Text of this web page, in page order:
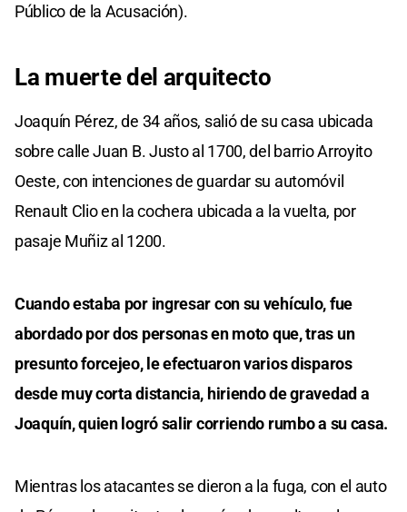
Público de la Acusación).
La muerte del arquitecto
Joaquín Pérez, de 34 años, salió de su casa ubicada
sobre calle Juan B. Justo al 1700, del barrio Arroyito
Oeste, con intenciones de guardar su automóvil
Renault Clio en la cochera ubicada a la vuelta, por
pasaje Muñiz al 1200.
Cuando estaba por ingresar con su vehículo, fue
abordado por dos personas en moto que, tras un
presunto forcejeo, le efectuaron varios disparos
desde muy corta distancia, hiriendo de gravedad a
Joaquín, quien logró salir corriendo rumbo a su casa.
Mientras los atacantes se dieron a la fuga, con el auto